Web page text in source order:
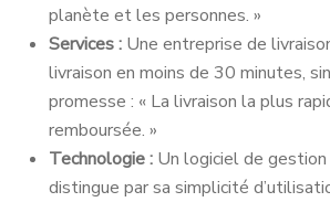
planète et les personnes. »
Services : Une entreprise de
livraison en moins de 30 minutes,
promesse : « La livraison la plus
remboursée. »
Technologie : Un logiciel de
distingue par sa simplicité